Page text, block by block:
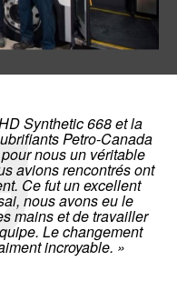
Synthetic 668 et la
Petro-Canada
nous un véritable
avions rencontrés ont
Ce fut un excellent
nous avons eu le
mains et de travailler
Le changement
incroyable. »